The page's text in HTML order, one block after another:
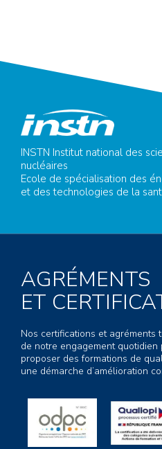
INSTN Institut national des
nucléaires
Ecole de spécialisation des
et des technologies de la
AGRÉMENTS
ET
Nos certifications et agréments
de notre engagement quotidien
proposer des formations de
une démarche d’amélioration